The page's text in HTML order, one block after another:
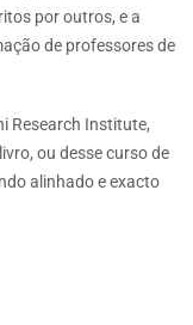
por outros, e a
de professores de
Research Institute,
ou desse curso de
alinhado e exacto